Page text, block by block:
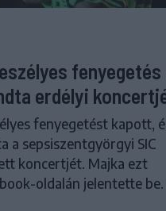
fenyegetés
erdélyi
fenyegetést kapott,
a sepsiszentgyörgyi SIC
koncertjét. Majka ezt
oldalán jelentette be.